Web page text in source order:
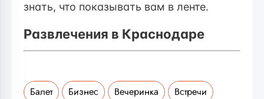
знать, что показывать вам в ленте.
Развлечения в Краснодаре
Балет Бизнес Вечеринка Встречи